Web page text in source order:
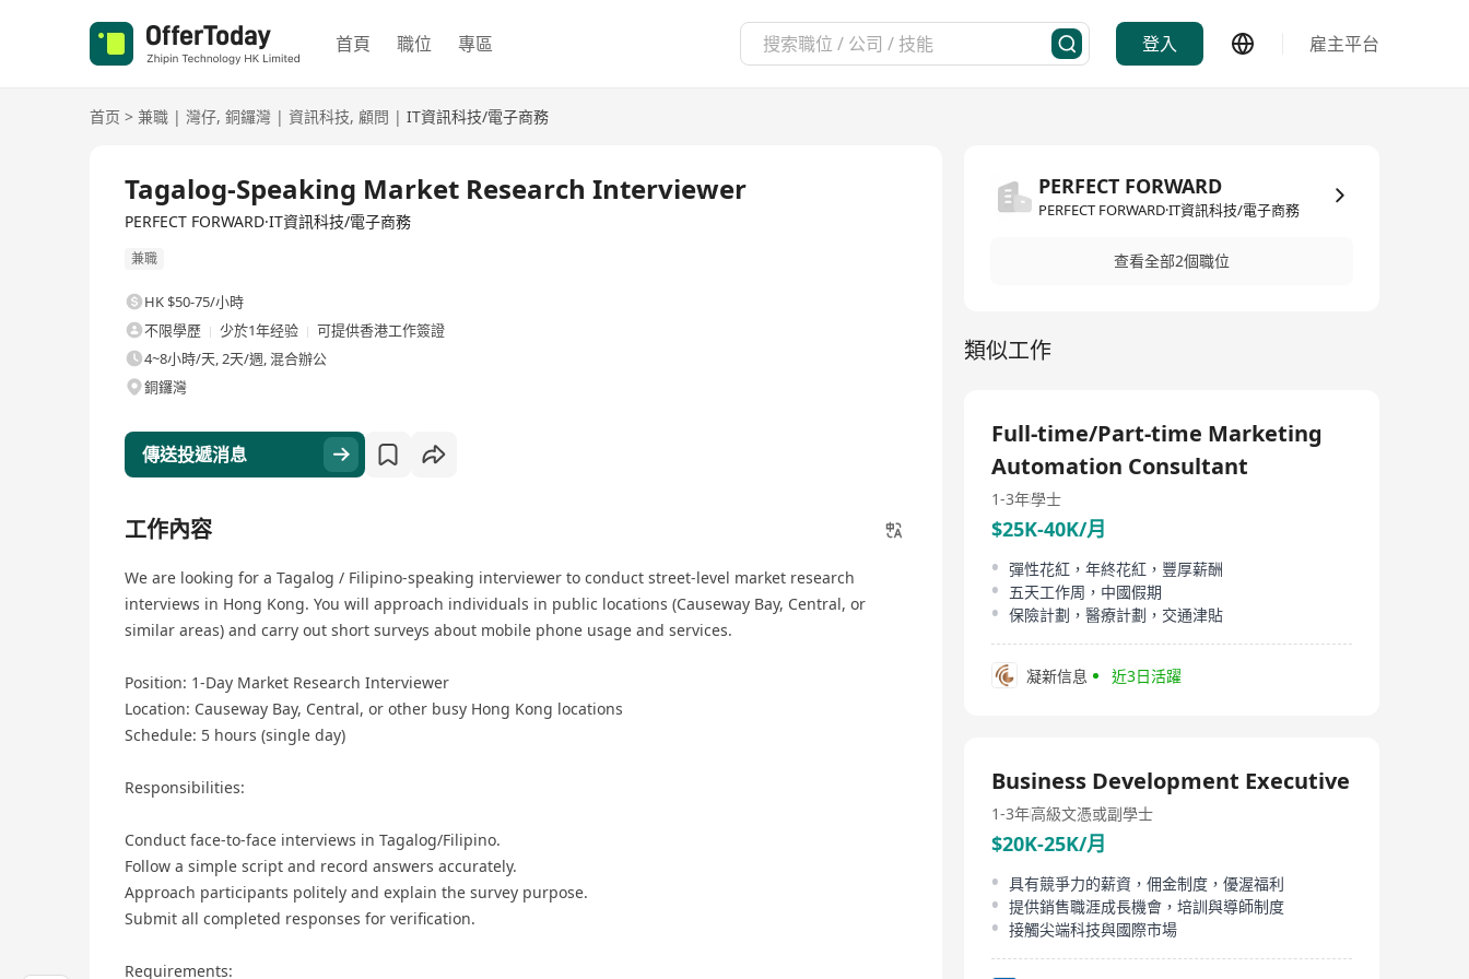
首頁 職位 專區 登入 雇主平台
首页 > 兼職 | 灣仔, 銅鑼灣 | 資訊科技, 顧問 | IT資訊科技/電子商務
Tagalog-Speaking Market Research Interviewer
PERFECT FORWARD·IT資訊科技/電子商務
兼職
HK $50-75/小時
不限學歷
少於1年经验
可提供香港工作簽證
4~8小時/天, 2天/週, 混合辦公
銅鑼灣
傳送投遞消息
工作內容
We are looking for a Tagalog / Filipino-speaking interviewer to conduct street-level market research
interviews in Hong Kong. You will approach individuals in public locations (Causeway Bay, Central, or
similar areas) and carry out short surveys about mobile phone usage and services.
Position: 1-Day Market Research Interviewer
Location: Causeway Bay, Central, or other busy Hong Kong locations
Schedule: 5 hours (single day)
Responsibilities:
Conduct face-to-face interviews in Tagalog/Filipino.
Follow a simple script and record answers accurately.
Approach participants politely and explain the survey purpose.
Submit all completed responses for verification.
Requirements:
PERFECT FORWARD
PERFECT FORWARD·IT資訊科技/電子商務
查看全部2個職位
類似工作
Full-time/Part-time Marketing
Automation Consultant
1-3年學士
$25K-40K/月
彈性花紅，年終花紅，豐厚薪酬
五天工作周，中國假期
保險計劃，醫療計劃，交通津貼
凝新信息 近3日活躍
Business Development Executive
1-3年高級文憑或副學士
$20K-25K/月
具有競爭力的薪資，佣金制度，優渥福利
提供銷售職涯成長機會，培訓與導師制度
接觸尖端科技與國際市場